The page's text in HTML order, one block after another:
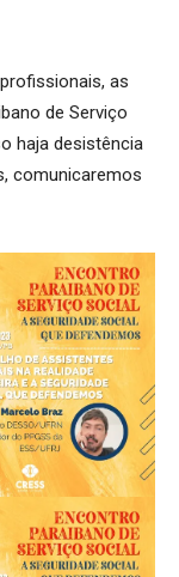
as
de Serviço
haja desistência
comunicaremos